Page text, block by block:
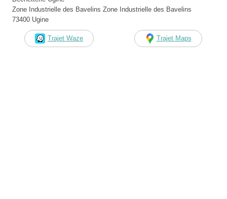
Zone Industrielle des Bavelins Zone Industrielle des Bavelins
73400 Ugine
Trajet Waze Trajet Maps